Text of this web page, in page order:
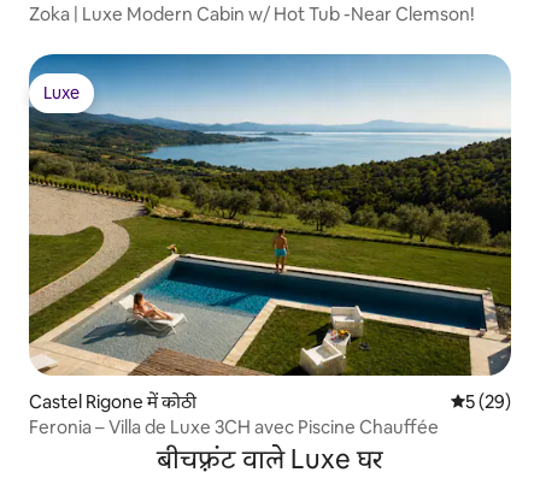
Zoka | Luxe Modern Cabin w/ Hot Tub -Near Clemson!
Luxe
Luxe
Castel Rigone में कोठी औसत रेटिंग
5 (29)
Feronia – Villa de Luxe 3CH avec Piscine Chauffée
बीचफ़्रंट वाले Luxe घर